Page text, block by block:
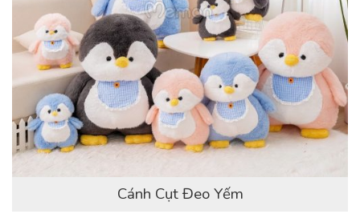
Cánh Cụt Đeo Yếm